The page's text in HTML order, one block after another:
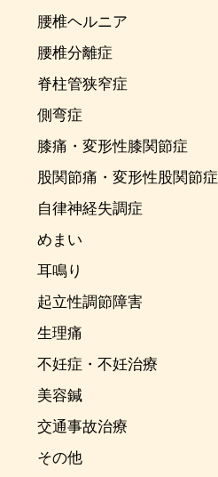
腰椎ヘルニア
腰椎分離症
脊柱管狭窄症
側弯症
膝痛・変形性膝関節症
股関節痛・変形性股関節症
自律神経失調症
めまい
耳鳴り
起立性調節障害
生理痛
不妊症・不妊治療
美容鍼
交通事故治療
その他